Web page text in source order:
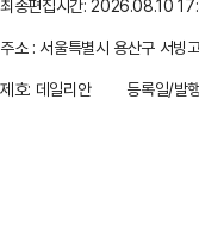
최종편집시간: 2026.08.10
주소 : 서울특별시 용산구 서빙
제호: 데일리안
등록일/발